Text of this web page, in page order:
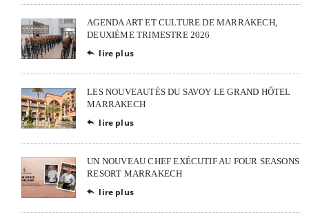
AGENDA ART ET CULTURE DE MARRAKECH,
DEUXIÈME TRIMESTRE 2026
 lire plus
LES NOUVEAUTÉS DU SAVOY LE GRAND HÔTEL
MARRAKECH
 lire plus
UN NOUVEAU CHEF EXÉCUTIF AU FOUR SEASONS
RESORT MARRAKECH
 lire plus